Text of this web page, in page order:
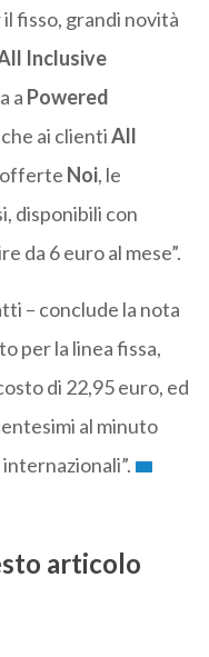
fisso, grandi novità
Inclusive
a Powered
ai clientiAll
offerte Noi, le
disponibili con
da 6 euro al mese”.
– conclude la nota
per la linea fissa,
di 22,95 euro, ed
al minuto
articolo